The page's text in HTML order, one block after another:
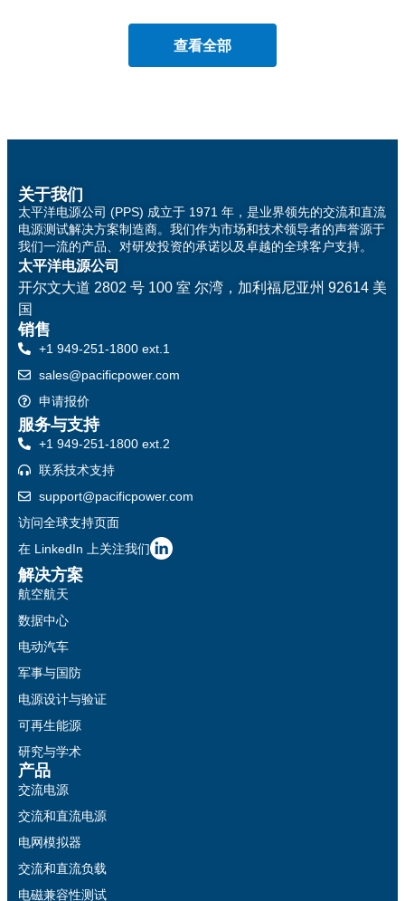
查看全部
关于我们
太平洋电源公司 (PPS) 成立于 1971 年，是业界领先的交流和直流
电源测试解决方案制造商。我们作为市场和技术领导者的声誉源于
我们一流的产品、对研发投资的承诺以及卓越的全球客户支持。
太平洋电源公司
开尔文大道 2802 号 100 室 尔湾，加利福尼亚州 92614 美
国
解决方案
航空航天
数据中心
电动汽车
军事与国防
电源设计与验证
可再生能源
研究与学术
产品
交流电源
交流和直流电源
电网模拟器
交流和直流负载
电磁兼容性测试
销售
+1 949-251-1800 ext.1
sales@pacificpower.com
申请报价
服务与支持
+1 949-251-1800 ext.2
联系技术支持
support@pacificpower.com
访问全球支持页面
在 LinkedIn 上关注我们